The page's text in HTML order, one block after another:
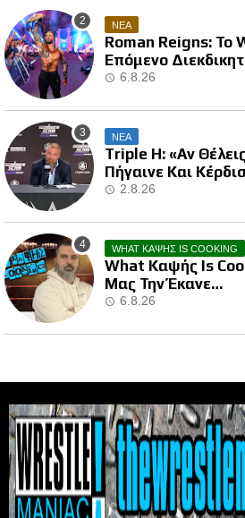
ΝΕΑ
Roman Reigns: Το
Επόμενο
6.8.26
ΝΕΑ
Triple H: «Αν
Πήγαινε Και
2.8.26
WHAT ΚΑΨΗΣ IS COOKING
What Καψής Is
Μας Την Έκανε…
6.8.26